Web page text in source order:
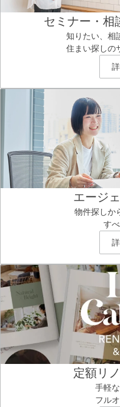
セミナー・相
知りたい、相
住まい探しの
エージ
物件探しか
す
定額リ
手軽
フル